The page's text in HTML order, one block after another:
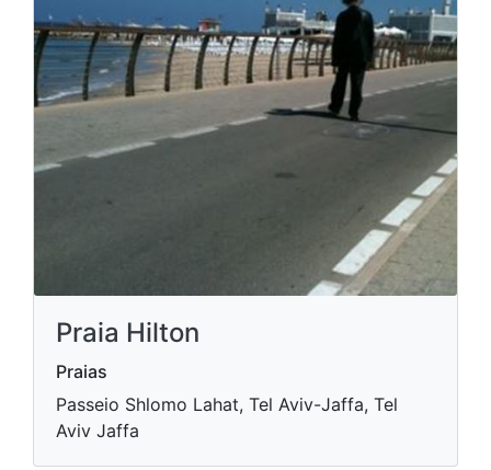
Praia Hilton
Praias
Passeio Shlomo Lahat, Tel Aviv-Jaffa, Tel
Aviv Jaffa